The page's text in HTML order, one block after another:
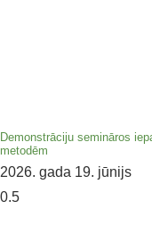
Demonstrāciju semināros
metodēm
2026. gada 19. jūnijs